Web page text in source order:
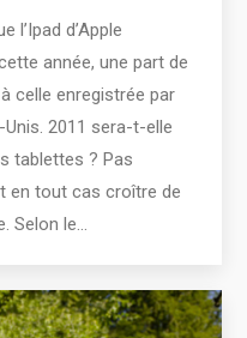
l’Ipad d’Apple
année, une part de
celle enregistrée par
2011 sera-t-elle
tablettes ? Pas
en tout cas croître de
Selon le…